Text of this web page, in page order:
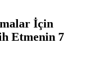
İçin
Etmenin 7